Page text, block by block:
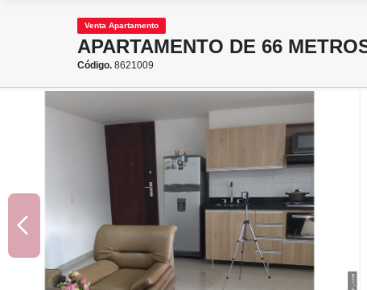
Venta Apartamento
APARTAMENTO DE 66
Código. 8621009